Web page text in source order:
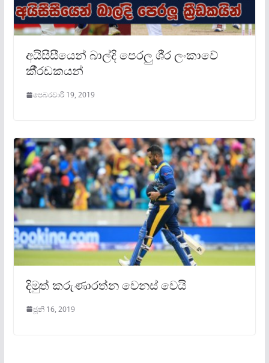
අයිසීසීයෙන් බාල්දි පෙරලු ශී‍්‍ර ලංකාවේ
කී‍්‍රඩකයන්
පෙබරවාරි 19, 2019
දිමුත් කරුණාරත්න වෙනස් වෙයි
ජූනි 16, 2019